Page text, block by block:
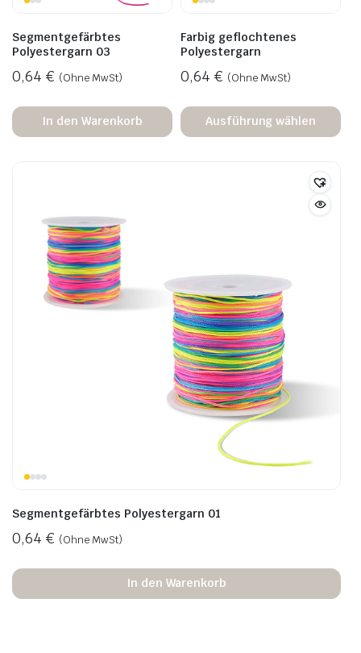
Segmentgefärbtes
Polyestergarn 03
0,64 € (Ohne MwSt)
In den Warenkorb
Farbig geflochtenes
Polyestergarn
0,64 € (Ohne MwSt)
Ausführung wählen
Segmentgefärbtes Polyestergarn 01
0,64 € (Ohne MwSt)
In den Warenkorb